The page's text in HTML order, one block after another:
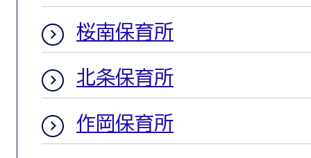
桜南保育所
北条保育所
作岡保育所